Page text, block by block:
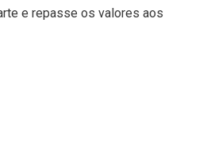
e repasse os valores aos